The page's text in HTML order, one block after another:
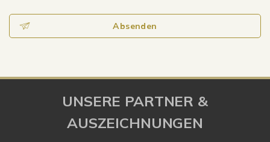
Absenden
UNSERE PARTNER &
AUSZEICHNUNGEN